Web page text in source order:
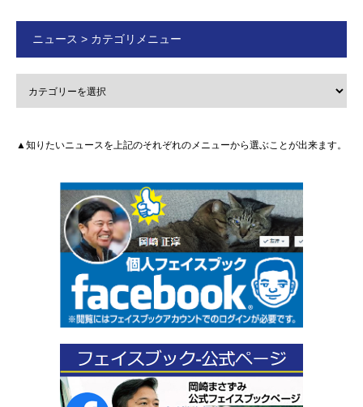
ニュース > カテゴリメニュー
▲知りたいニュースを上記のそれぞれのメニューから選ぶことが出来ます。